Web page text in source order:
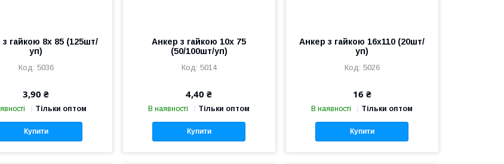
гайкою 8х 85 (125шт/
уп)
5036
3,90 ₴
Тільки оптом
Купити
Анкер з гайкою 10х 75
(50/100шт/уп)
5014
4,40 ₴
В наявності Тільки оптом
Купити
Анкер з гайкою 16х110 (20шт/
уп)
5026
16 ₴
В наявності Тільки оптом
Купити